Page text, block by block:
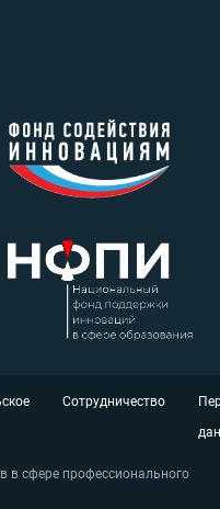
в сфере профессионального
Сотрудничество